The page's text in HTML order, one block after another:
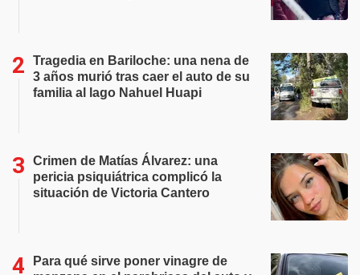
Tragedia en Bariloche: una nena de
3 años murió tras caer el auto de su
familia al lago Nahuel Huapi
Crimen de Matías Álvarez: una
pericia psiquiátrica complicó la
situación de Victoria Cantero
Para qué sirve poner vinagre de